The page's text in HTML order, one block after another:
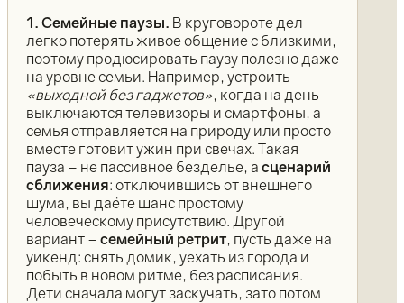
1. Семейные паузы. В круговороте дел
легко потерять живое общение с близкими,
поэтому продюсировать паузу полезно даже
на уровне семьи. Например, устроить
«выходной без гаджетов», когда на день
выключаются телевизоры и смартфоны, а
семья отправляется на природу или просто
вместе готовит ужин при свечах. Такая
пауза – не пассивное безделье, а сценарий
сближения: отключившись от внешнего
шума, вы даёте шанс простому
человеческому присутствию. Другой
вариант – семейный ретрит, пусть даже на
уикенд: снять домик, уехать из города и
побыть в новом ритме, без расписания.
Дети сначала могут заскучать, зато потом